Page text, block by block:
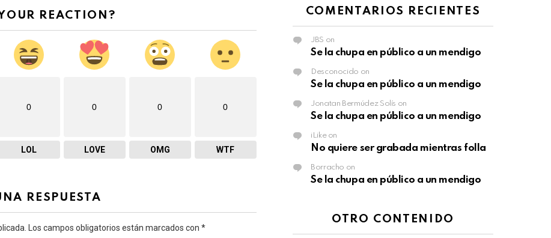
REACTION?
0
LOL
0
LOVE
0
OMG
0
WTF
RESPUESTA
Los campos obligatorios están marcados con *
COMENTARIOS RECIENTES
JBS on
Se la chupa en público a un mendigo
Desconocido on
Se la chupa en público a un mendigo
Jonatan Bermúdez Solís on
Se la chupa en público a un mendigo
iLikeon
No quiere ser grabada mientras folla
Borracho on
Se la chupa en público a un mendigo
OTRO CONTENIDO